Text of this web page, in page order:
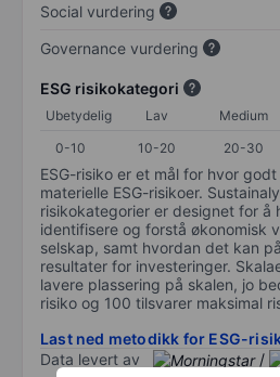
Social vurdering
Governance vurdering
ESG risikokategori
Ubetydelig Lav Medium
0-10
10-20 20-30
ESG-risiko er et mål for hvor
materielle ESG-risikoer.
risikokategorier er designet for å
identifisere og forstå økonomisk
selskap, samt hvordan det kan
resultater for investeringer.
lavere plassering på skalen, jo
risiko og 100 tilsvarer maksimal
Last ned metodikk for ESG-
Data levert av
/